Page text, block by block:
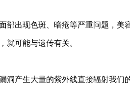
部出现色斑、暗疮等严重问题，美
就可能与遗传有关。
洞产生大量的紫外线直接辐射我